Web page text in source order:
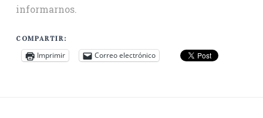
informarnos.
COMPARTIR:
Imprimir Correo electrónico